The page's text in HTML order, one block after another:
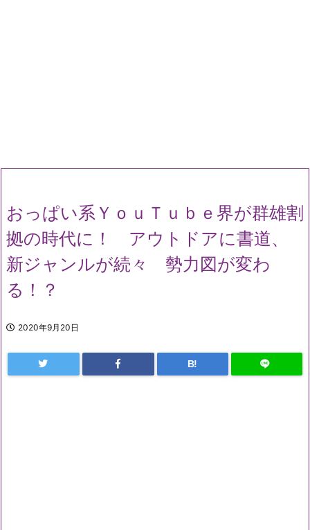
おっぱい系ＹｏｕＴｕｂｅ界が群雄割
拠の時代に！ アウトドアに書道、
新ジャンルが続々 勢力図が変わ
る！？
2020年9月20日
B!